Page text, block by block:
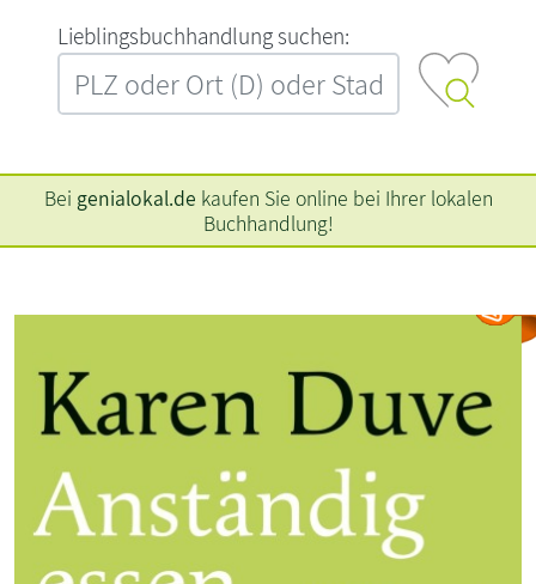
L‍i‍e‍b‍l‍i‍n‍g‍s‍b‍u‍c‍h‍h‍a‍n‍d‍l‍u‍n‍g‍ ‍s‍u‍c‍h‍e‍n‍:‍
Bei genialokal.de kaufen Sie online bei Ihrer lokalen
Buchhandlung!